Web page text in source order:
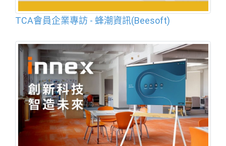
TCA會員企業專訪 - 蜂潮資訊(Beesoft)